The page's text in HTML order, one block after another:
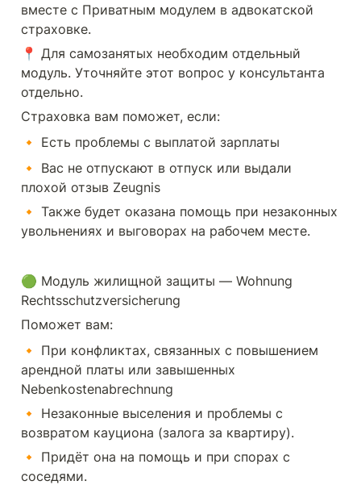
вместе с Приватным модулем в адвокатской
страховке.
📍 Для самозанятых необходим отдельный
модуль. Уточняйте этот вопрос у консультанта
отдельно.
Страховка вам поможет, если:
🔸 Есть проблемы с выплатой зарплаты
🔸 Вас не отпускают в отпуск или выдали
плохой отзыв Zeugnis
🔸 Также будет оказана помощь при незаконных
увольнениях и выговорах на рабочем месте.
🟢 Модуль жилищной защиты — Wohnung
Rechtsschutzversicherung
Поможет вам:
🔸 При конфликтах, связанных с повышением
арендной платы или завышенных
Nebenkostenabrechnung
🔸 Незаконные выселения и проблемы с
возвратом кауциона (залога за квартиру).
🔸 Придёт она на помощь и при спорах с
соседями.